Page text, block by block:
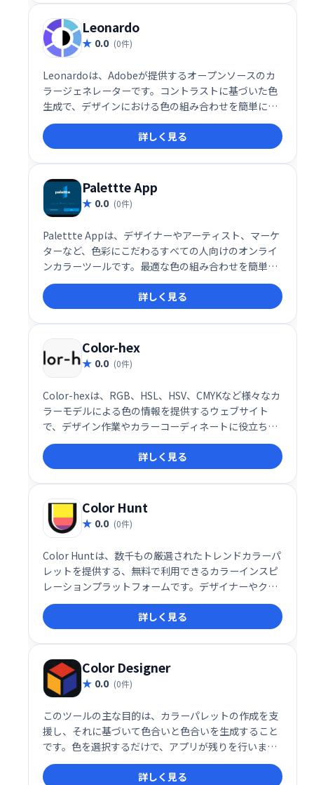
Leonardo
0.0 (0件)
Leonardoは、Adobeが提供するオープンソースのカ
ラージェネレーターです。コントラストに基づいた色
生成で、デザインにおける色の組み合わせを簡単に作
成できます。 視覚的に魅力的でアクセシビリティにも
配慮した配色を、手軽に実現したいデザイナーにおす
すめです。
詳しく見る
Palettte App
0.0 (0件)
Palettte Appは、デザイナーやアーティスト、マーケ
ターなど、色彩にこだわるすべての人向けのオンライ
ンカラーツールです。最適な色の組み合わせを簡単に
探し出し、クリエイティブな作業を効率化します。直
感的な操作で、プロフェッショナルなカラーパレット
を自由に作成・管理できます。色彩の可能性を最大限
に活かしたい方におすすめです。
詳しく見る
Color-hex
0.0 (0件)
Color-hexは、RGB、HSL、HSV、CMYKなど様々なカ
ラーモデルによる色の情報を提供するウェブサイト
で、デザイン作業やカラーコーディネートに役立ちま
す。
詳しく見る
Color Hunt
0.0 (0件)
Color Huntは、数千もの厳選されたトレンドカラーパ
レットを提供する、無料で利用できるカラーインスピ
レーションプラットフォームです。デザイナーやクリ
エイターにとって、新たなデザインアイデアを生み出
すための貴重なツールとなります。直感的なインター
フェースで、お好みのカラーパレットを簡単に検索・
閲覧し、プロジェクトに最適な色を見つけられます。
豊富なカラーバリエーションと高い視覚性を活かし、
あなたの創造性を刺激しましょう。
詳しく見る
Color Designer
0.0 (0件)
このツールの主な目的は、カラーパレットの作成を支
援し、それに基づいて色合いと色合いを生成すること
です。色を選択するだけで、アプリが残りを行いま
す。
詳しく見る